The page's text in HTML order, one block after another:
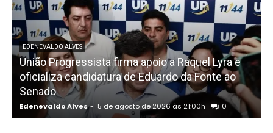
EDENEVALDO ALVES
União Progressista firma apoio a Raquel Lyra e
oficializa candidatura de Eduardo da Fonte ao
Senado
Edenevaldo Alves - 5 de agosto de 2026 às 21:00h 0